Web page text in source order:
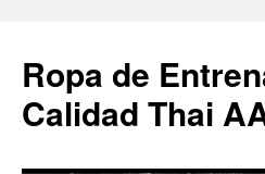
Ropa de
Calidad Thai